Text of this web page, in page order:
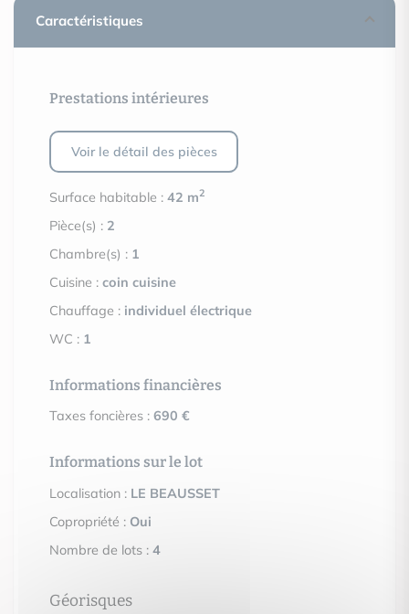
Caractéristiques
Prestations intérieures
Voir le détail des pièces
Surface habitable :42 m2
Pièce(s) : 2
Chambre(s) : 1
Cuisine :coin cuisine
Chauffage : individuel électrique
WC : 1
Informations financières
Taxes foncières :690 €
Informations sur le lot
Localisation : LE BEAUSSET
Copropriété : Oui
Nombre de lots :4
Géorisques